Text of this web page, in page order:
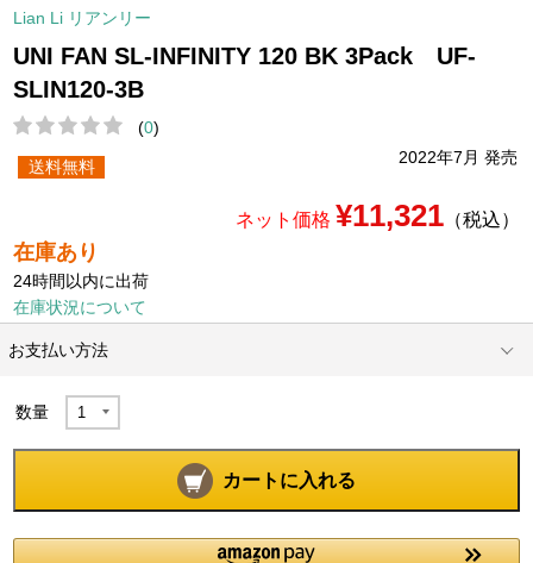
Lian Li リアンリー
UNI FAN SL-INFINITY 120 BK 3Pack UF-
SLIN120-3B
(0)
2022年7月 発売
送料無料
ネット価格 ¥11,321（税込）
在庫あり
24時間以内に出荷
在庫状況について
お支払い方法
数量
カートに入れる